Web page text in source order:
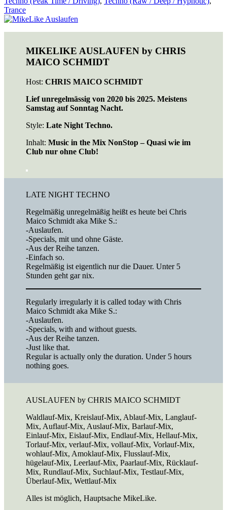
Trance
MIKELIKE AUSLAUFEN by CHRIS
MAICO SCHMIDT
Host:CHRIS MAICO SCHMIDT
Lief unregelmässig von 2020 bis 2025. Meistens
Samstag auf Sonntag Nacht.
Style:Late Night Techno.
Inhalt:Music in the Mix NonStop – Quasi wie im
Club nur ohne Club!
LATE NIGHT TECHNO
Regelmäßig unregelmäßig heißt es heute bei Chris
Maico Schmidt aka Mike S.:
-Auslaufen.
-Specials, mit und ohne Gäste.
-Aus der Reihe tanzen.
-Einfach so.
Regelmäßig ist eigentlich nur die Dauer. Unter 5
Stunden geht gar nix.
Regularly irregularly it is called today with Chris
Maico Schmidt aka Mike S.:
-Auslaufen.
-Specials, with and without guests.
-Aus der Reihe tanzen.
-Just like that.
Regular is actually only the duration. Under 5 hours
nothing goes.
AUSLAUFEN by CHRIS MAICO SCHMIDT
Waldlauf-Mix, Kreislauf-Mix, Ablauf-Mix, Langlauf-
Mix, Auflauf-Mix, Auslauf-Mix, Barlauf-Mix,
Einlauf-Mix, Eislauf-Mix, Endlauf-Mix, Hellauf-Mix,
Torlauf-Mix, verlauf-Mix, vollauf-Mix, Vorlauf-Mix,
wohlauf-Mix, Amoklauf-Mix, Flusslauf-Mix,
hügelauf-Mix, Leerlauf-Mix, Paarlauf-Mix, Rücklauf-
Mix, Rundlauf-Mix, Suchlauf-Mix, Testlauf-Mix,
Überlauf-Mix, Wettlauf-Mix
Alles ist möglich, Hauptsache MikeLike.